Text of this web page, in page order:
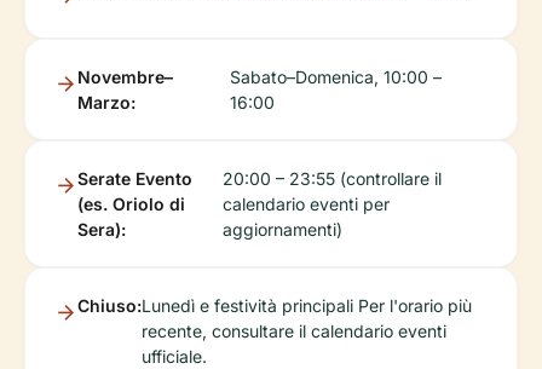
Novembre–
Marzo:
Sabato–Domenica, 10:00 –
16:00
Serate Evento
(es. Oriolo di
Sera):
20:00 – 23:55 (controllare il
calendario eventi per
aggiornamenti)
Chiuso:Lunedì e festività principali Per l'orario più
recente, consultare il calendario eventi
ufficiale.